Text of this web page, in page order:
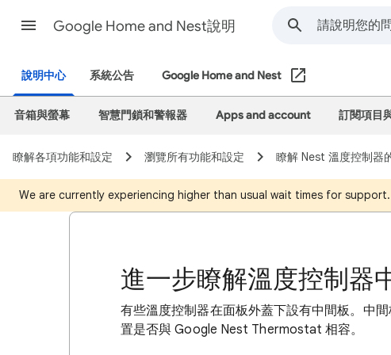
Google Home and Nest說明
說明中心 系統公告 Google Home and Nest
音箱與螢幕 智慧門鎖和警報器 Apps and account 訂閱項目
瞭解各項功能和設定 瀏覽所有功能和設定 瞭解 Nest 溫度控制器
We are currently experiencing higher than usual wait times for
進一步瞭解溫度控制器
有些溫度控制器在面板外蓋下設有中間板。中
置是否與 Google Nest Thermostat 相容。